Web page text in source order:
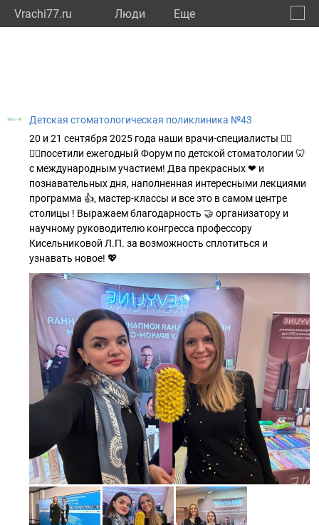
Vrachi77.ru Люди Eще
Детская стоматологическая поликлиника №43
20 и 21 сентября 2025 года наши врачи-специалисты 👩‍⚕
🧑‍⚕посетили ежегодный Форум по детской стоматологии 🦷
с международным участием! Два прекрасных ❤ и
познавательных дня, наполненная интересными лекциями
программа 👍, мастер-классы и все это в самом центре
столицы ! Выражаем благодарность 🤝 организатору и
научному руководителю конгресса профессору
Кисельниковой Л.П. за возможность сплотиться и
узнавать новое! 💖